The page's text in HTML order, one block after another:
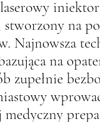
na
Najnowsza
na
zupełnie
medyczny